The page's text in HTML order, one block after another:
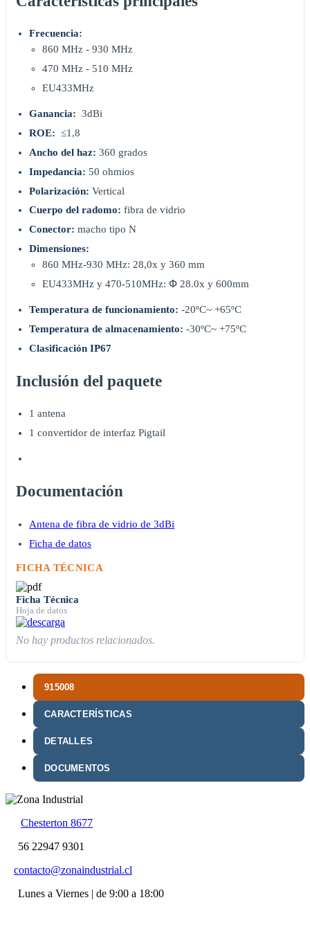
915008
CARACTERÍSTICAS
DETALLES
DOCUMENTOS
Frecuencia:
860 MHz - 930 MHz
470 MHz - 510 MHz
EU433MHz
Ganancia: 3dBi
ROE: ≤1,8
Ancho del haz: 360 grados
Impedancia: 50 ohmios
Polarización: Vertical
Cuerpo del radomo: fibra de vidrio
Conector: macho tipo N
Dimensiones:
860 MHz-930 MHz: 28,0x y 360 mm
EU433MHz y 470-510MHz: Փ 28.0x y 600mm
Temperatura de funcionamiento: -20ºC~ +65ºC
Temperatura de almacenamiento: -30ºC~ +75ºC
Clasificación IP67
Inclusión del paquete
1 antena
1 convertidor de interfaz Pigtail
Documentación
Antena de fibra de vidrio de 3dBi
Ficha de datos
FICHA TÉCNICA
Ficha Técnica
Hoja de datos
No hay productos relacionados.
Chesterton 8677
56 22947 9301
contacto@zonaindustrial.cl
Lunes a Viernes | de 9:00 a 18:00